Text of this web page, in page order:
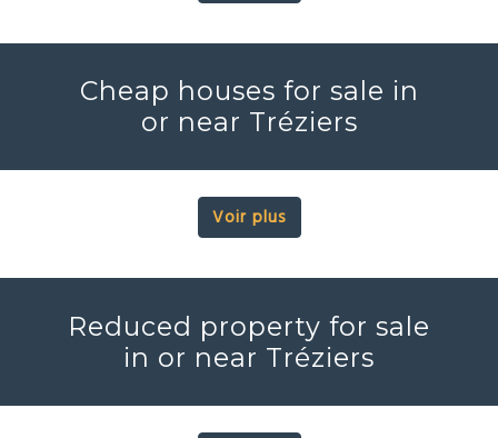
Cheap houses for sale in
or near Tréziers
Voir plus
Reduced property for sale
in or near Tréziers